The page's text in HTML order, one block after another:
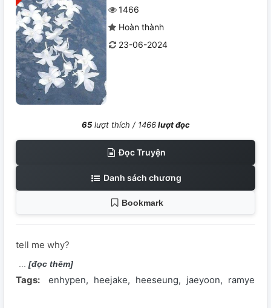
1466
Hoàn thành
23-06-2024
65lượt thích / 1466lượt đọc
Đọc Truyện
Danh sách chương
Bookmark
tell me why?
[đọc thêm]
Tags: enhypen heejake heeseung jaeyoon ramyeonz